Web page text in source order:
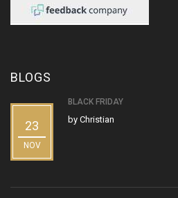
BLOGS
23
NOV
BLACK FRIDAY
by Christian